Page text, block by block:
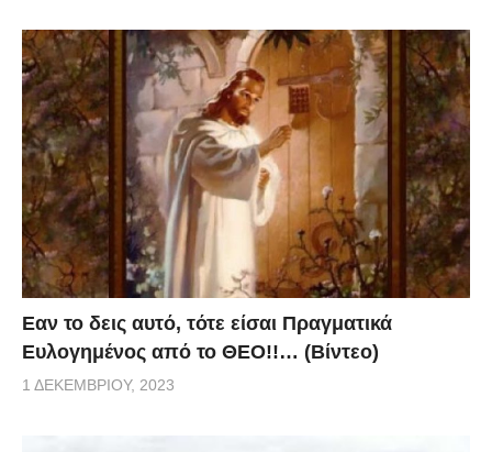
Eαν το δεις αυτό, τότε είσαι Πραγματικά
Ευλογημένος από το ΘΕΟ!!… (Βίντεο)
1 ΔΕΚΕΜΒΡΊΟΥ, 2023